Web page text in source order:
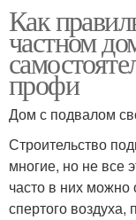
Как
частном
профи
Дом с подвалом
Строительство
многие, но не все
часто в них можно
спертого воздуха,